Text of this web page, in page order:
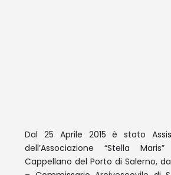
Dal 25 Aprile 2015 è stato
dell’Associazione “Stella
Cappellano del Porto di Salerno,